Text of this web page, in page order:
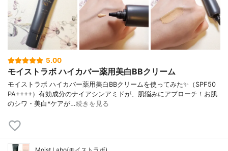
5.00
モイストラボ ハイカバー薬用美白BBクリーム
モイストラボ ハイカバー薬用美白BBクリームを使ってみた✨（SPF50
PA++++）有効成分のナイアシンアミドが、肌悩みにアプローチ！お肌
のシワ・美白*ケアが…続きを見る